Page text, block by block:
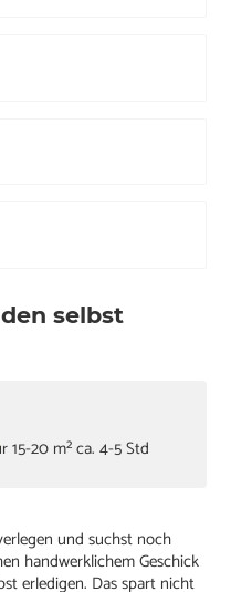
selbst
15-20 m² ca. 4-5 Std
und suchst noch
handwerklichem Geschick
erledigen. Das spart nicht